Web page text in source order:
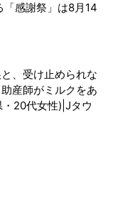
「感謝祭」は8月14
、受け止められな
産師がミルクをあ
20代女性)|Jタウ